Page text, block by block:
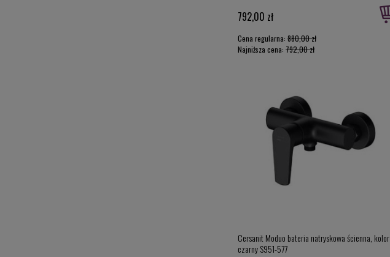
792,00 zł
Cena regularna: 880,00 zł
Najniższa cena: 792,00 zł
Cersanit Moduo bateria natryskowa ścienna, kolor
czarny S951-577